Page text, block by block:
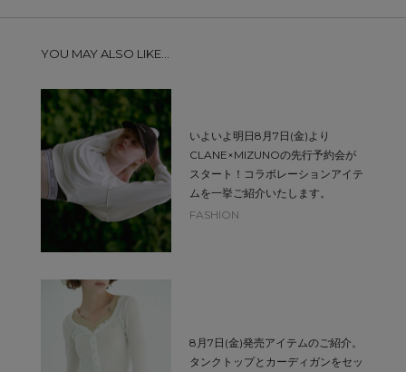
YOU MAY ALSO LIKE...
いよいよ明日8月7日(金)より
CLANE×MIZUNOの先行予約会が
スタート！コラボレーションアイテ
ムを一挙ご紹介いたします。
FASHION
8月7日(金)発売アイテムのご紹介。
タンクトップとカーディガンをセッ